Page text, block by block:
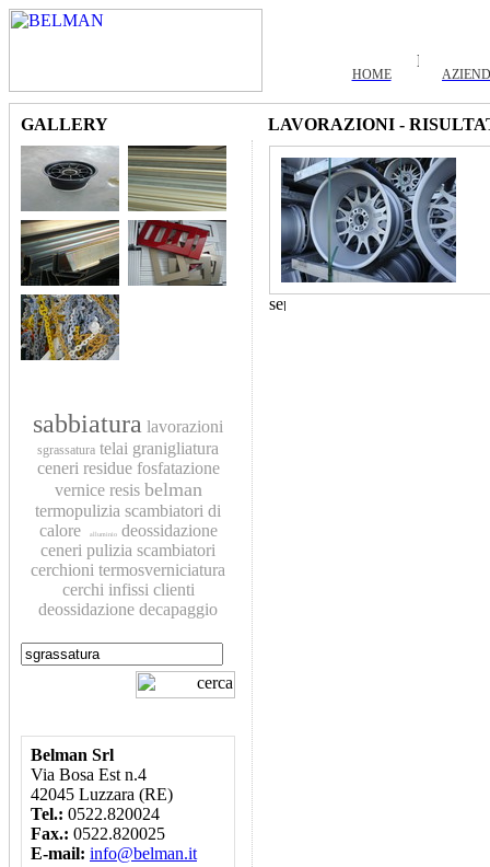
HOME
GALLERY LAVORAZIONI -
sabbiatura lavorazioni
sgrassatura telai granigliatura
ceneri residue fosfatazione
vernice resis belman
termopulizia scambiatori di
calore
alluminio
deossidazione
ceneri pulizia scambiatori
cerchioni termosverniciatura
cerchi infissi clienti
deossidazione decapaggio
Belman Srl
Via Bosa Est n.4
42045 Luzzara (RE)
Tel.: 0522.820024
Fax.: 0522.820025
E-mail: info@belman.it